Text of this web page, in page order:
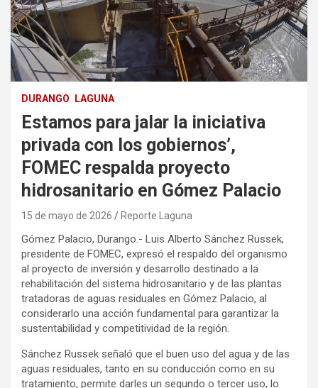
DURANGO LAGUNA
Estamos para jalar la iniciativa
privada con los gobiernos’,
FOMEC respalda proyecto
hidrosanitario en Gómez Palacio
15 de mayo de 2026 Reporte Laguna
Gómez Palacio, Durango.- Luis Alberto Sánchez Russek,
presidente de FOMEC, expresó el respaldo del organismo
al proyecto de inversión y desarrollo destinado a la
rehabilitación del sistema hidrosanitario y de las plantas
tratadoras de aguas residuales en Gómez Palacio, al
considerarlo una acción fundamental para garantizar la
sustentabilidad y competitividad de la región.
Sánchez Russek señaló que el buen uso del agua y de las
aguas residuales, tanto en su conducción como en su
tratamiento, permite darles un segundo o tercer uso, lo